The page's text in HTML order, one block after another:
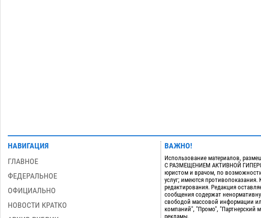
НАВИГАЦИЯ
ГЛАВНОЕ
ФЕДЕРАЛЬНОЕ
ОФИЦИАЛЬНО
НОВОСТИ КРАТКО
ВАЖНО!
Использование материалов,
С РАЗМЕЩЕНИЕМ АКТИВНОЙ
юристом и врачом, по
услуг; имеются
редактирования. Редакция
сообщения содержат
свободой массовой информации
компаний", "Промо", "Партнерский
рекламы.